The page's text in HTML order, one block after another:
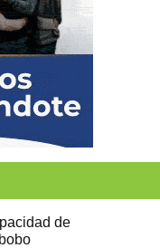
de